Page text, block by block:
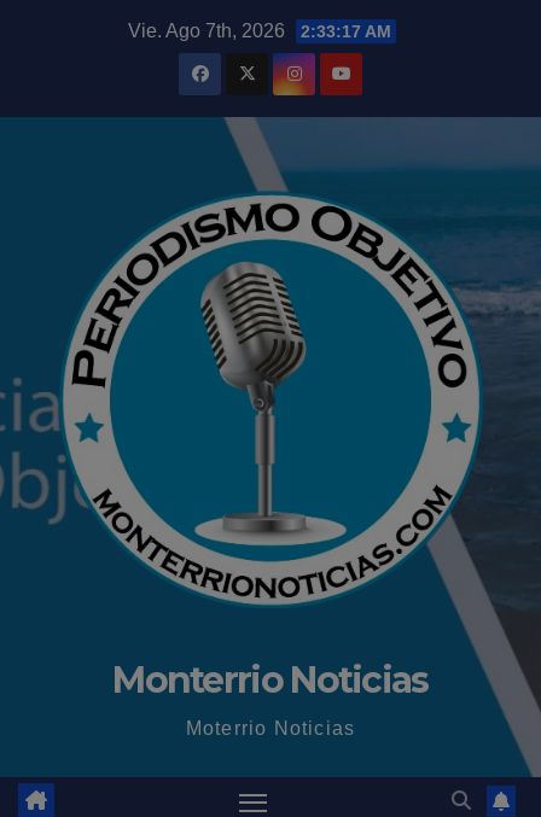
Vie. Ago 7th, 2026 2:33:19 AM
Monterrio Noticias
Moterrio Noticias
modal-check